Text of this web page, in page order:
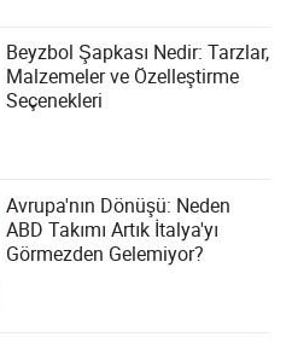
Beyzbol Şapkası Nedir: Tarzlar,
Malzemeler ve Özelleştirme
Seçenekleri
Avrupa'nın Dönüşü: Neden
ABD Takımı Artık İtalya'yı
Görmezden Gelemiyor?